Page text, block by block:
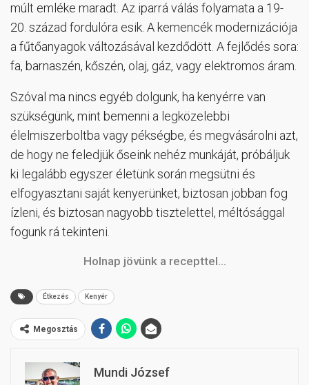
múlt emléke maradt. Az iparrá válás folyamata a 19-
20. század fordulóra esik. A kemencék modernizációja
a fűtőanyagok változásával kezdődött. A fejlődés sora:
fa, barnaszén, kőszén, olaj, gáz, vagy elektromos áram.
Szóval ma nincs egyéb dolgunk, ha kenyérre van
szükségünk, mint bemenni a legközelebbi
élelmiszerboltba vagy pékségbe, és megvásárolni azt,
de hogy ne feledjük őseink nehéz munkáját, próbáljuk
ki legalább egyszer életünk során megsütni és
elfogyasztani saját kenyerünket, biztosan jobban fog
ízleni, és biztosan nagyobb tisztelettel, méltósággal
fogunk rá tekinteni.
Holnap jövünk a recepttel…
Étkezés Kenyér
Megosztás
Mundi József